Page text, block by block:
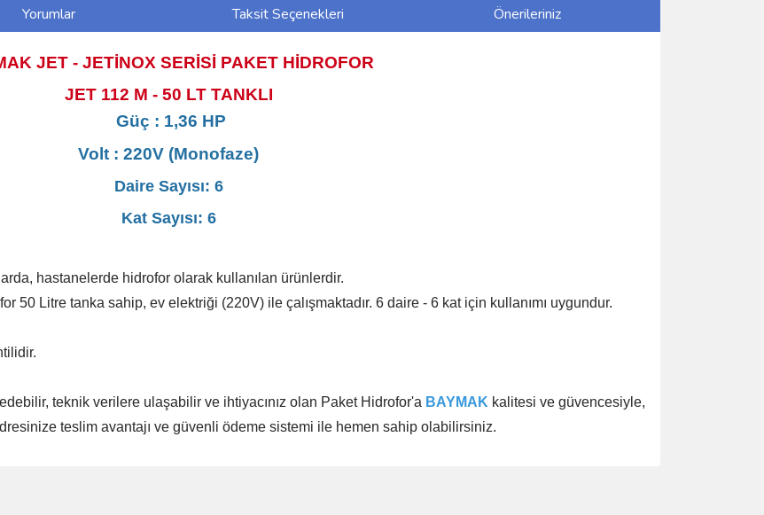
Yorumlar Taksit Seçenekleri Önerileriniz
JET - JETİNOX SERİSİ PAKET HİDROFOR
JET 112 M - 50 LT TANKLI
Güç : 1,36 HP
Volt : 220V (Monofaze)
Daire Sayısı: 6
Kat Sayısı: 6
hastanelerde hidrofor olarak kullanılan ürünlerdir.
50 Litre tanka sahip, ev elektriği (220V) ile çalışmaktadır. 6 daire - 6 kat için kullanımı uygundur.
teknik verilere ulaşabilir ve ihtiyacınız olan Paket Hidrofor'a BAYMAK kalitesi ve güvencesiyle,
teslim avantajı ve güvenli ödeme sistemi ile hemen sahip olabilirsiniz.